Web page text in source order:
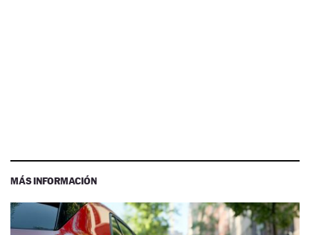
MÁS INFORMACIÓN